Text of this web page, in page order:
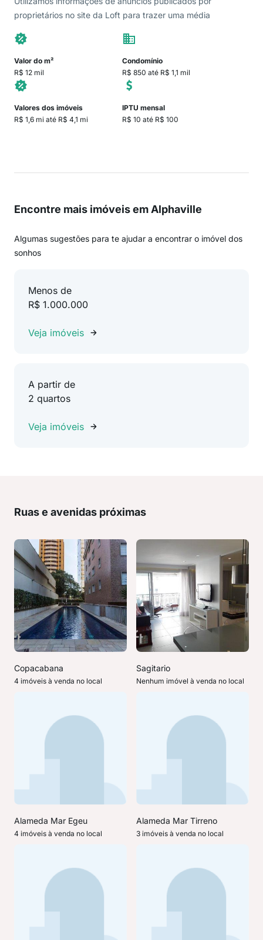
proprietários no site da Loft para trazer uma média
Valor do m²
R$ 12 mil
Condomínio
R$ 850 até R$ 1,1 mil
Valores dos imóveis
R$ 1,6 mi até R$ 4,1 mi
IPTU mensal
R$ 10 até R$ 100
Encontre mais imóveis em Alphaville
Algumas sugestões para te ajudar a encontrar o imóvel dos
sonhos
Menos de
R$ 1.000.000
Veja imóveis
A partir de
2 quartos
Veja imóveis
Ruas e avenidas próximas
Copacabana
4 imóveis à venda no local
Sagitario
Nenhum imóvel à venda no local
Alameda Mar Egeu
4 imóveis à venda no local
Alameda Mar Tirreno
3 imóveis à venda no local